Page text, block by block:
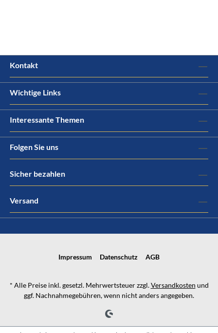
Kontakt
Wichtige Links
Interessante Themen
Folgen Sie uns
Sicher bezahlen
Versand
Impressum Datenschutz AGB
* Alle Preise inkl. gesetzl. Mehrwertsteuer zzgl.Versandkosten und
ggf. Nachnahmegebühren, wenn nicht anders angegeben.